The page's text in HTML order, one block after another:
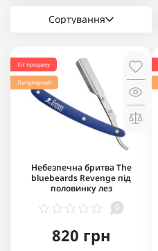
Сортування
Хіт продажу
Популярний
Небезпечна бритва The
bluebeards Revenge під
половинку лез
0
820 грн